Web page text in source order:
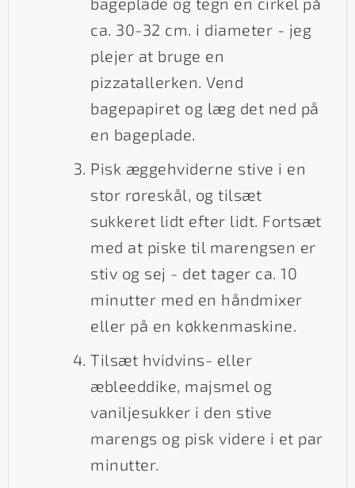
ca. 30-32 cm. i diameter - jeg
plejer at bruge en
pizzatallerken. Vend
bagepapiret og læg det ned på
en bageplade.
Pisk æggehviderne stive i en
stor røreskål, og tilsæt
sukkeret lidt efter lidt. Fortsæt
med at piske til marengsen er
stiv og sej - det tager ca. 10
minutter med en håndmixer
eller på en køkkenmaskine.
Tilsæt hvidvins- eller
æbleeddike, majsmel og
vaniljesukker i den stive
marengs og pisk videre i et par
minutter.